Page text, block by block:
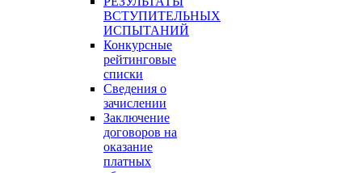
ВСТУПИТЕЛЬНЫХ
ИСПЫТАНИЙ
Конкурсные
рейтинговые
списки
Сведения о
зачислении
Заключение
договоров на
оказание
платных